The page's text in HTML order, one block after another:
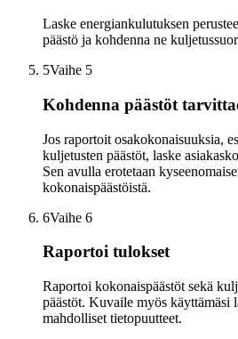
Laske energiankulutuksen
päästö ja kohdenna ne
5Vaihe 5
Kohdenna päästöt
Jos raportoit osakokonaisuuksia,
kuljetusten päästöt, laske
Sen avulla erotetaan
kokonaispäästöistä.
6Vaihe 6
Raportoi tulokset
Raportoi kokonaispäästöt sekä
päästöt. Kuvaile myös käyttämäsi
mahdolliset tietopuutteet.